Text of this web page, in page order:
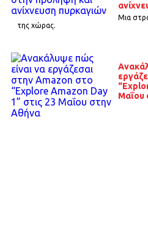
Μια
της χώρας.
Μαΐου